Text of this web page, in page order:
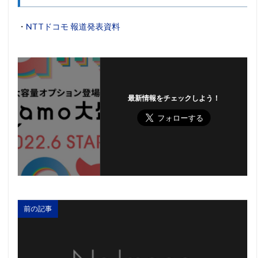
・ NTTドコモ 報道発表資料
最新情報をチェックしよう！
前の記事